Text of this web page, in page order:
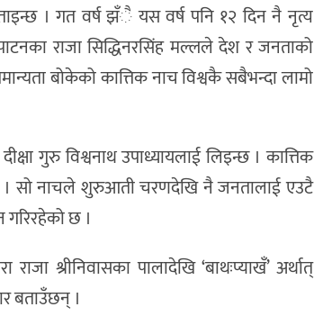
। गत वर्ष झँै यस वर्ष पनि १२ दिन नै नृत्य
राजा सिद्धिनरसिंह मल्लले देश र जनताको
बोकेको कात्तिक नाच विश्वकै सबैभन्दा लामो
गुरु विश्वनाथ उपाध्यायलाई लिइन्छ । कात्तिक
छ । सो नाचले शुरुआती चरणदेखि नै जनतालाई एउटै
गरिरहेको छ ।
श्रीनिवासका पालादेखि ‘बाथःप्याखँ’ अर्थात्
बताउँछन् ।